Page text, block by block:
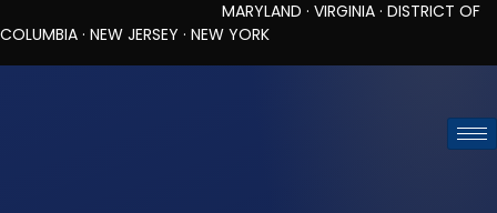
MARYLAND · VIRGINIA · DISTRICT OF
COLUMBIA · NEW JERSEY · NEW YORK